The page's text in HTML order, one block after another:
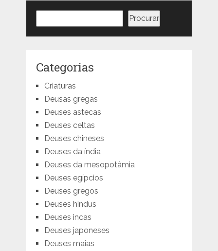
Procurar
Categorias
Criaturas
Deusas gregas
Deuses astecas
Deuses celtas
Deuses chineses
Deuses da índia
Deuses da mesopotâmia
Deuses egípcios
Deuses gregos
Deuses hindus
Deuses incas
Deuses japoneses
Deuses maias